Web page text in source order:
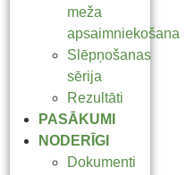
meža
apsaimniekošana
Slēpņošanas
sērija
Rezultāti
PASĀKUMI
NODERĪGI
Dokumenti